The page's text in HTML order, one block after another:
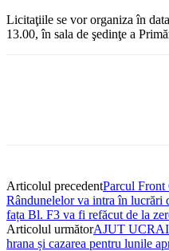
Licitaţiile se vor organiza în
13.00, în sala de şedinţe a
Articolul precedentParcul Front
Rândunelelor va intra în lucrări
fața Bl. F3 va fi refăcut de la
Articolul următorAJUT
hrana și cazarea pentru lunile